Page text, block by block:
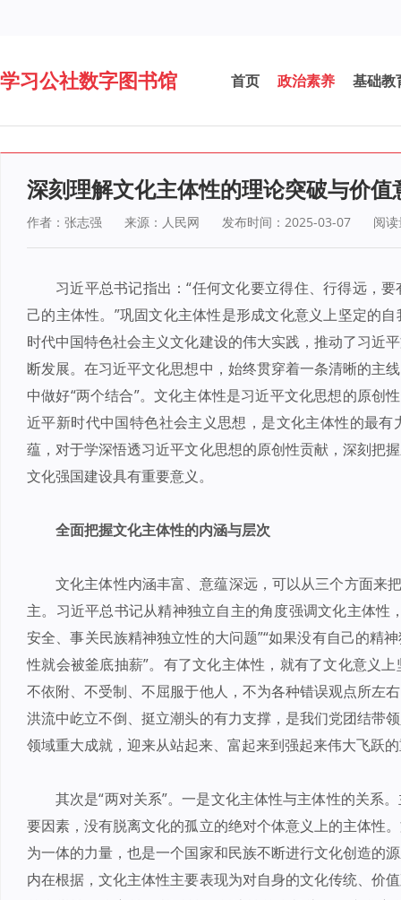
学习公社数字图书馆 首页 政治素养 基础教
深刻理解文化主体性的理论突破与价值
作者：张志强 来源：人民网 发布时间：2025-03-07 阅
习近平总书记指出：“任何文化要立得住、行得远，
己的主体性。”巩固文化主体性是形成文化意义上坚定的
时代中国特色社会主义文化建设的伟大实践，推动了习近
断发展。在习近平文化思想中，始终贯穿着一条清晰的主
中做好“两个结合”。文化主体性是习近平文化思想的原创
近平新时代中国特色社会主义思想，是文化主体性的最
蕴，对于学深悟透习近平文化思想的原创性贡献，深刻把
文化强国建设具有重要意义。
全面把握文化主体性的内涵与层次
文化主体性内涵丰富、意蕴深远，可以从三个方面来
主。习近平总书记从精神独立自主的角度强调文化主体性
安全、事关民族精神独立性的大问题”“如果没有自己的精
性就会被釜底抽薪”。有了文化主体性，就有了文化意义
不依附、不受制、不屈服于他人，不为各种错误观点所左
洪流中屹立不倒、挺立潮头的有力支撑，是我们党团结带
领域重大成就，迎来从站起来、富起来到强起来伟大飞跃
其次是“两对关系”。一是文化主体性与主体性的关系
要因素，没有脱离文化的孤立的绝对个体意义上的主体性
为一体的力量，也是一个国家和民族不断进行文化创造的
内在根据，文化主体性主要表现为对自身的文化传统、价